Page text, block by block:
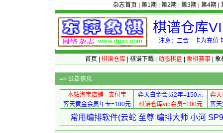
杂志首页 第1期 第2期 第3期 第4期
棋谱仓库
注意：二合一卡为充值
首页 棋谱仓库| 棋谱下载| 动态棋盘| 象棋赛事| 象
-=> 公告信息
本站淘宝店铺 - 支付宝 弈天白金会员2年=150元
弈
弈天黄金会员年卡=100元
棋谱仓库vip会员=100元 弈
常用编排软件(云蛇 至尊 编排大师 小河